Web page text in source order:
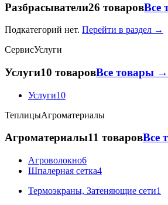
Разбрасыватели26 товаровВсе
Подкатегорий нет. Перейти в раздел →
СервисУслуги
Услуги10 товаровВсе товары →
Услуги10
ТеплицыАгроматериалы
Агроматериалы11 товаровВсе
Агроволокно6
Шпалерная сетка4
Термоэкраны, Затеняющие сети1